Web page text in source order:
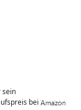
sein
bei